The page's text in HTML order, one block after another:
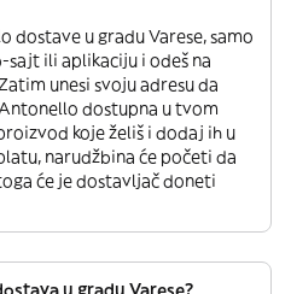
dostave u gradu Varese, samo
ili aplikaciju i odeš na
unesi svoju adresu da
dostupna u tvom
koje želiš i dodaj ih u
narudžbina će početi da
će je dostavljač doneti
u gradu Varese?